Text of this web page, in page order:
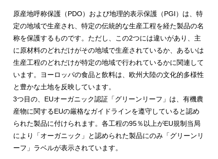
原産地呼称保護（PDO）および地理的表示保護（PGI）は、特
定の地域で生産され、特定の伝統的な生産工程を経た製品の名
称を保護するものです。ただし、この2つには違いがあり、主
に原材料のどれだけがその地域で生産されているか、あるいは
生産工程のどれだけが特定の地域で行われているかに関連して
います。ヨーロッパの食品と飲料は、欧州大陸の文化的多様性
と豊かな土地を反映しています。
3つ目の、EUオーガニック認証「グリーンリーフ」は、有機農
産物に関するEUの厳格なガイドラインを遵守していると認め
られた製品に付けられます。各工程の95％以上がEU規制当局
により「オーガニック」と認められた製品にのみ「グリーンリ
ーフ」ラベルが表示されています。